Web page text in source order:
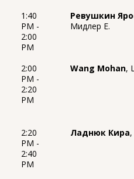
1:40
PM -
2:00
PM
Ревушкин
Мидлер Е.
2:00
PM -
2:20
PM
Wang Mohan,
2:20
PM -
2:40
PM
Ладнюк Кира